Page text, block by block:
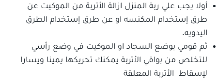
أولا يجب علي ربة المنزل ازالة الأتربة من الموكيت عن
طرق إستخدام المكنسه او عن طرق إستخدام الطرق
اليدويه.
ثم قومي بوضع السجاد او الموكيت في وضع رأسي
للتخلص من بواقي الأتربة يمكنك تحريكها يمينا ويسارا
لإسقاط الأتربة المعلقة